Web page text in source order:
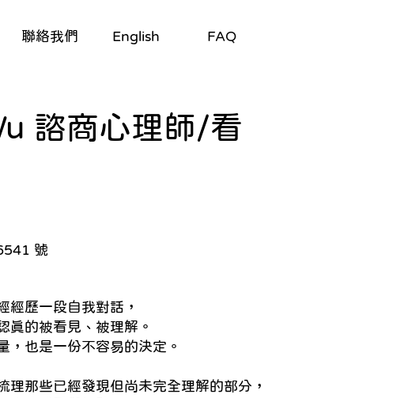
聯絡我們 English FAQ
諮商心理師/看
號
經歷一段自我對話，
真的被看見、被理解。
，也是一份不容易的決定。
理那些已經發現但尚未完全理解的部分，